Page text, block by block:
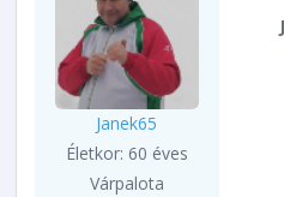
Janek65
Életkor: 60 éves
Várpalota